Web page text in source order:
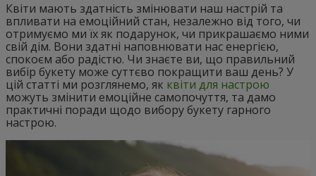
Квіти мають здатність змінювати наш настрій та
впливати на емоційний стан, незалежно від того, чи
отримуємо ми їх як подарунок, чи прикрашаємо ними
свій дім. Вони здатні наповнювати нас енергією,
спокоєм або радістю. Чи знаєте ви, що правильний
вибір букету може суттєво покращити ваш день? У
цій статті ми розглянемо, як квіти для настрою
можуть змінити емоційне самопочуття, та дамо
практичні поради щодо вибору букету гарного
настрою.